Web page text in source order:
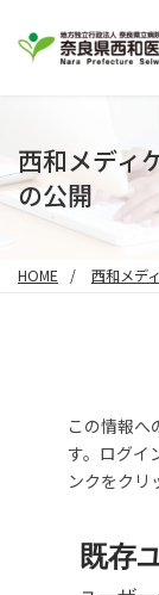
西和メディ
の公開
HOME 西和メデ
この情報へ
す。ログイ
ンクをクリ
既存